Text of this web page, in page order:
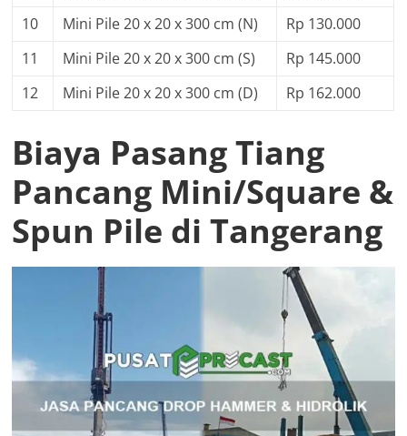
10
Mini Pile 20 x 20 x 300 cm (N)
Rp 130.000
11
Mini Pile 20 x 20 x 300 cm (S)
Rp 145.000
12
Mini Pile 20 x 20 x 300 cm (D) Rp 162.000
Biaya Pasang Tiang
Pancang Mini/Square &
Spun Pile di Tangerang